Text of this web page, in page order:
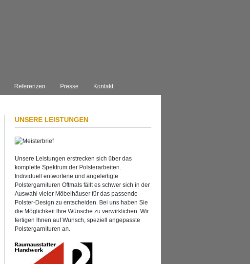
Referenzen Presse Kontakt
UNSERE LEISTUNGEN
Unsere Leistungen erstrecken sich über das
komplette Spektrum der Polsterarbeiten.
Individuell entworfene und angefertigte
Polstergarnituren Oftmals fällt es schwer sich in der
Auswahl vieler Möbelhäuser für das passende
Polster-Design zu entscheiden. Bei uns haben Sie
die Möglichkeit Ihre Wünsche zu verwirklichen. Wir
fertigen Ihnen auf Wunsch, speziell angepasste
Polstergarnituren an.